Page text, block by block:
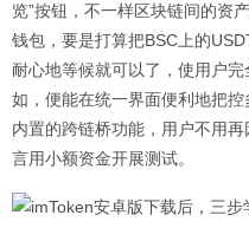
览”按钮，不一样区块链间的资
钱包，要是打算把BSC上的
耐心地等候就可以了，使用户
如，便能在统一界面便利地把
内置的跨链桥功能，用户不用
言用小额资金开展测试。